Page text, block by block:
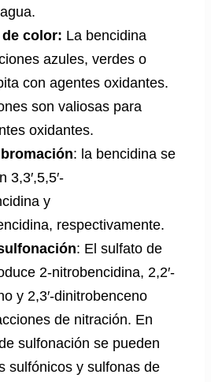
color: La bencidina
azules, verdes o
con agentes oxidantes.
son valiosas para
oxidantes.
: la bencidina se
3,3′,5,5′-
y
respectivamente.
: El sulfato de
2-nitrobencidina, 2,2′-
y 2,3′-dinitrobenceno
de nitración. En
sulfonación se pueden
sulfónicos y sulfonas de